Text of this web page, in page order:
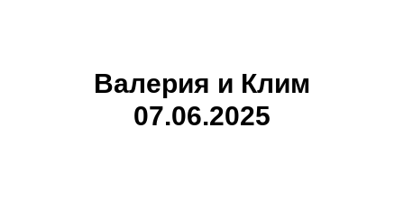
Валерия и Клим
07.06.2025